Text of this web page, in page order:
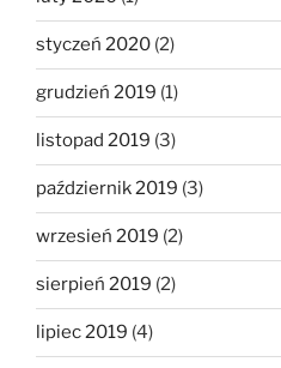
styczeń 2020 (2)
grudzień 2019 (1)
listopad 2019 (3)
październik 2019 (3)
wrzesień 2019 (2)
sierpień 2019 (2)
lipiec 2019 (4)